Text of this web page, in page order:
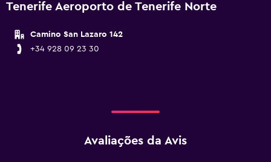
Tenerife Aeroporto de Tenerife Norte
Camino San Lazaro 142
+34 928 09 23 30
Avaliações da Avis